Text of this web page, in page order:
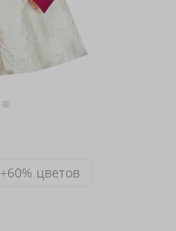
+60% цветов